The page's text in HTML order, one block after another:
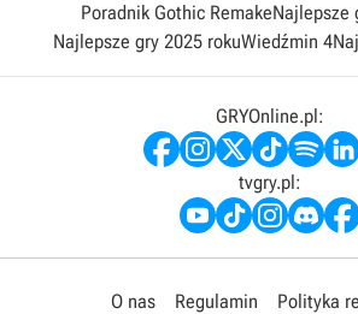
Poradnik Gothic RemakeNajlepsze
Najlepsze gry 2025 rokuWiedźmin 4
GRYOnline.pl:
tvgry.pl:
O nas Regulamin
Polityka